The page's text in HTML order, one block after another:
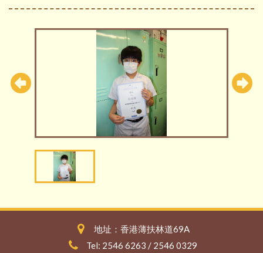
地址：香港薄扶林道69A
Tel: 2546 6263 / 2546 0329